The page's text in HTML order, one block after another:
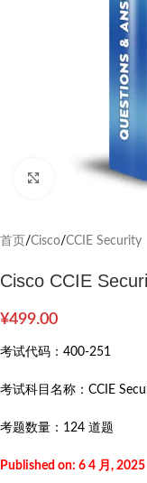
Click to enlarge
首页 /Cisco/CCIE Security
Cisco CCIE
¥499.00
考试代码： 400-251
考试科目名称： CCIE
考题数量： 124 道题
Published on: 6 4 月, 2025